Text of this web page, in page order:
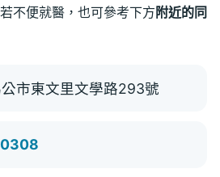
不便就醫，也可參考下方 附近的同
市東文里文學路293號